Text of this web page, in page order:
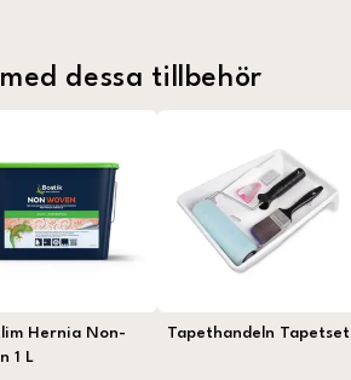
dessa tillbehör
Hernia Non-
1 L
Tapethandeln Tapetset